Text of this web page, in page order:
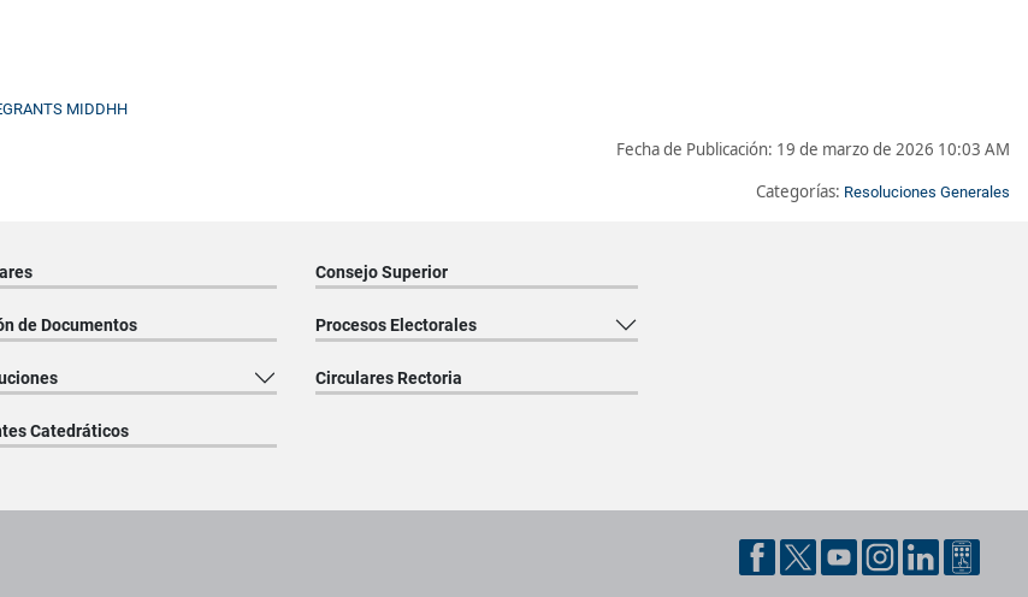
MIDDHH
Fecha de Publicación: 19 de marzo de 2026 10:03 AM
Categorías: Resoluciones Generales
Consejo Superior
de Documentos Procesos Electorales
Circulares Rectoria
Catedráticos